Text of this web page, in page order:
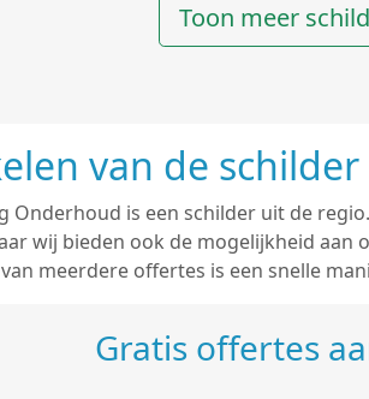
Toon meer
van de schilder
Onderhoud is een schilder uit de
wij bieden ook de mogelijkheid aan
meerdere offertes is een snelle
Gratis offertes